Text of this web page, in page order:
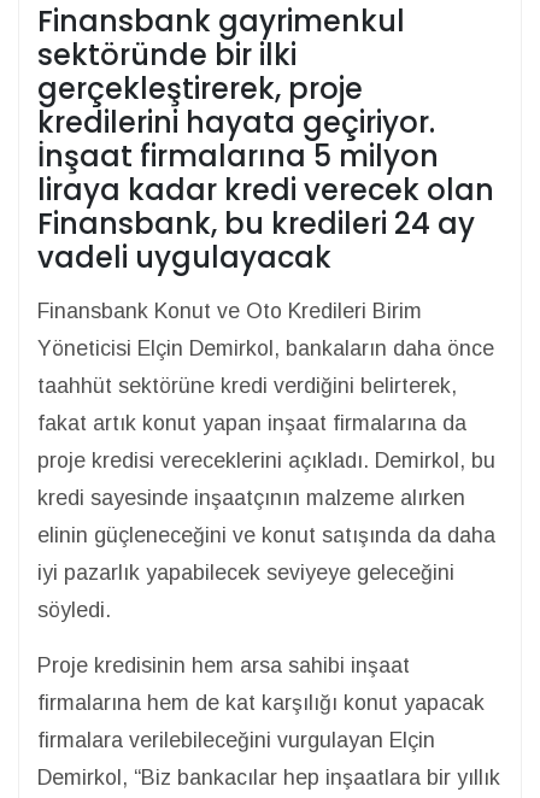
Finansbank gayrimenkul
sektöründe bir ilki
gerçekleştirerek, proje
kredilerini hayata geçiriyor.
İnşaat firmalarına 5 milyon
liraya kadar kredi verecek olan
Finansbank, bu kredileri 24 ay
vadeli uygulayacak
Finansbank Konut ve Oto Kredileri Birim
Yöneticisi Elçin Demirkol, bankaların daha önce
taahhüt sektörüne kredi verdiğini belirterek,
fakat artık konut yapan inşaat firmalarına da
proje kredisi vereceklerini açıkladı. Demirkol, bu
kredi sayesinde inşaatçının malzeme alırken
elinin güçleneceğini ve konut satışında da daha
iyi pazarlık yapabilecek seviyeye geleceğini
söyledi.
Proje kredisinin hem arsa sahibi inşaat
firmalarına hem de kat karşılığı konut yapacak
firmalara verilebileceğini vurgulayan Elçin
Demirkol, “Biz bankacılar hep inşaatlara bir yıllık